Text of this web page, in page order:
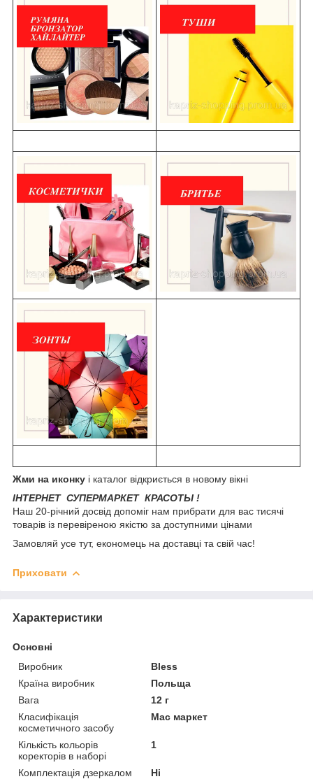
Жми на иконку і каталог відкриється в новому вікні
ІНТЕРНЕТ СУПЕРМАРКЕТ КРАСОТЫ !
Наш 20-річний досвід допоміг нам прибрати для вас тисячі
товарів із перевіреною якістю за доступними цінами
Замовляй усе тут, економець на доставці та свій час!
Приховати
Характеристики
Основні
Виробник
Bless
Країна виробник
Польща
Вага
12 г
Класифікація
косметичного засобу
Мас маркет
Кількість кольорів
коректорів в наборі
1
Комплектація дзеркалом
Ні